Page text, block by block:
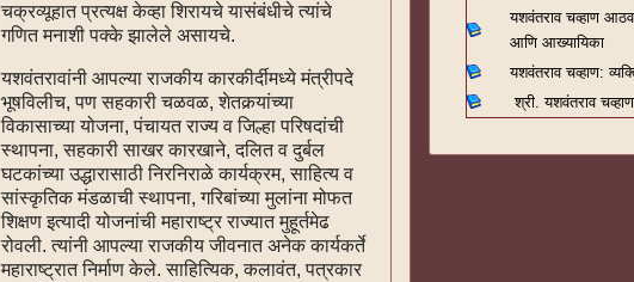
चक्रव्यूहात प्रत्यक्ष केव्हा शिरायचे यासंबंधीचे त्यांचे
गणित मनाशी पक्के झालेले असायचे.
यशवंतरावांनी आपल्या राजकीय कारकीर्दीमध्ये मंत्रीपदे
भूषविलीच, पण सहकारी चळवळ, शेतकर्‍यांच्या
विकासाच्या योजना, पंचायत राज्य व जिल्हा परिषदांची
स्थापना, सहकारी साखर कारखाने, दलित व दुर्बल
घटकांच्या उद्धारासाठी निरनिराळे कार्यक्रम, साहित्य व
सांस्कृतिक मंडळाची स्थापना, गरिबांच्या मुलांना मोफत
शिक्षण इत्यादी योजनांची महाराष्ट्र राज्यात मुहूर्तमेढ
रोवली. त्यांनी आपल्या राजकीय जीवनात अनेक कार्यकर्ते
महाराष्ट्रात निर्माण केले. साहित्यिक, कलावंत, पत्रकार
यशवंतराव चव्हाण
आणि आख्यायिका
यशवंतराव चव्हाण:
श्री. यशवंतराव